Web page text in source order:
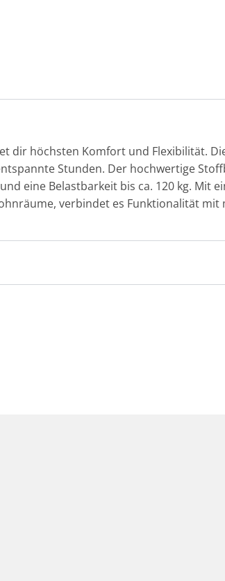
dir höchsten Komfort und Flexibilität.
Stunden. Der hochwertige
eine Belastbarkeit bis ca. 120 kg. Mit
verbindet es Funktionalität mit